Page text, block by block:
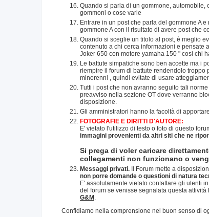
Quando si parla di un gommone,
gommoni o cose varie
Entrare in un post che parla del gommone A
gommone A con il risultato di avere post che
Quando si sceglie un titolo al post, è meglio
contenuto a chi cerca informazioni e pensate
Joker 650 con motore yamaha 150 " cosi chi
Le battute simpatiche sono ben accette ma i
riempire il forum di battute rendendolo troppo
minorenni , quindi evitate di usare
Tutti i post che non avranno seguito tali
preavviso nella sezione OT dove verranno
disposizione.
Gli amministratori hanno la facoltà di
FOTOGRAFIE E DIRITTI D'AUTORE:
E' vietato l'utilizzo di testo o foto di questo
immagini provenienti da altri siti che ne
Si prega di voler caricare
collegamenti non funzionano o
Messaggi privati. Il Forum mette a
non porre domande o questioni di natura
E' assolutamente vietato contattare gli utenti
del forum se venisse segnalata questa attività
G&M
Confidiamo nella comprensione nel buon senso di